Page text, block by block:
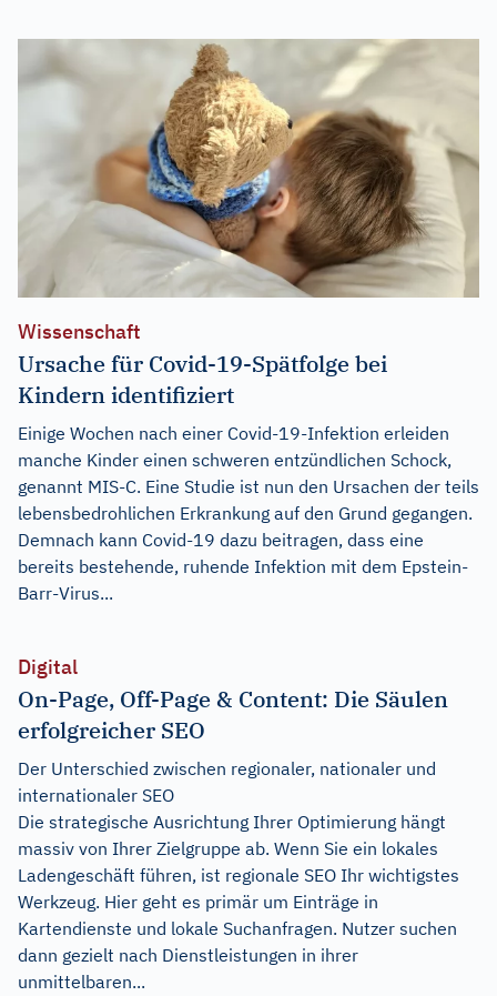
Wissenschaft
Ursache für Covid-19-Spätfolge bei
Kindern identifiziert
Einige Wochen nach einer Covid-19-Infektion erleiden
manche Kinder einen schweren entzündlichen Schock,
genannt MIS-C. Eine Studie ist nun den Ursachen der teils
lebensbedrohlichen Erkrankung auf den Grund gegangen.
Demnach kann Covid-19 dazu beitragen, dass eine
bereits bestehende, ruhende Infektion mit dem Epstein-
Barr-Virus...
Digital
On-Page, Off-Page & Content: Die Säulen
erfolgreicher SEO
Der Unterschied zwischen regionaler, nationaler und
internationaler SEO
Die strategische Ausrichtung Ihrer Optimierung hängt
massiv von Ihrer Zielgruppe ab. Wenn Sie ein lokales
Ladengeschäft führen, ist regionale SEO Ihr wichtigstes
Werkzeug. Hier geht es primär um Einträge in
Kartendienste und lokale Suchanfragen. Nutzer suchen
dann gezielt nach Dienstleistungen in ihrer
unmittelbaren...